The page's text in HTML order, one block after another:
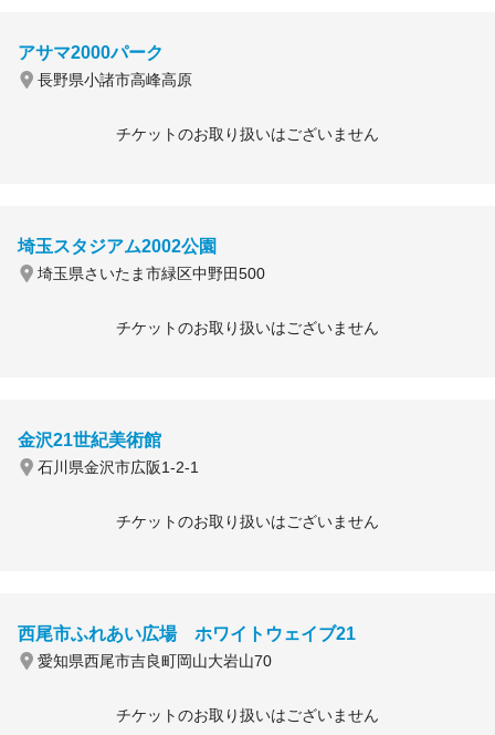
アサマ2000パーク
長野県小諸市高峰高原
チケットのお取り扱いはございません
埼玉スタジアム2002公園
埼玉県さいたま市緑区中野田500
チケットのお取り扱いはございません
金沢21世紀美術館
石川県金沢市広阪1-2-1
チケットのお取り扱いはございません
西尾市ふれあい広場 ホワイトウェイブ21
愛知県西尾市吉良町岡山大岩山70
チケットのお取り扱いはございません